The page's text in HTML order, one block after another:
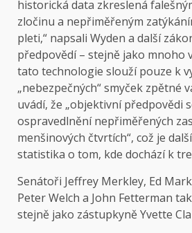
historická data zkreslená
zločinu a nepřiměřeným
pleti,“ napsali Wyden a další
předpovědí – stejně jako mnoho
tato technologie slouží pouze k
„nebezpečných“ smyček zpětné
uvádí, že „objektivní předpovědi
ospravedlnění nepřiměřených
menšinových čtvrtích“, což je
statistika o tom, kde dochází k
Senátoři Jeffrey Merkley, Ed
Peter Welch a John Fetterman
stejně jako zástupkyně Yvette